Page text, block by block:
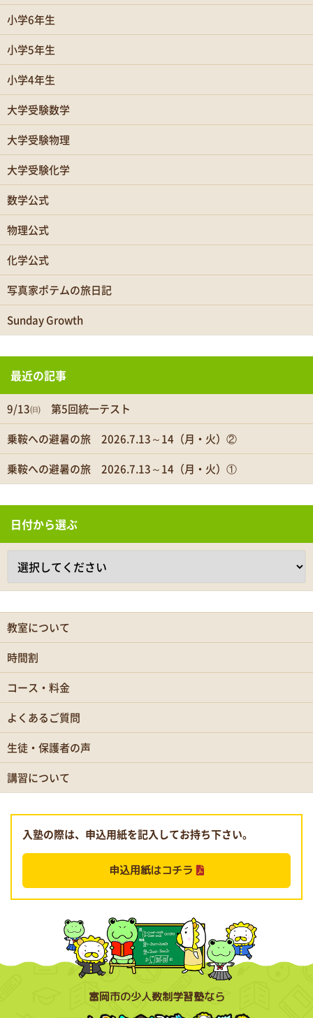
小学6年生
小学5年生
小学4年生
大学受験数学
大学受験物理
大学受験化学
数学公式
物理公式
化学公式
写真家ポテムの旅日記
Sunday Growth
最近の記事
9/13㈰ 第5回統一テスト
乗鞍への避暑の旅 2026.7.13～14（月・火）②
乗鞍への避暑の旅 2026.7.13～14（月・火）①
日付から選ぶ
教室について
時間割
コース・料金
よくあるご質問
生徒・保護者の声
講習について
入塾の際は、申込用紙を記入してお持ち下さい。
申込用紙はコチラ
富岡市の少人数制学習塾なら